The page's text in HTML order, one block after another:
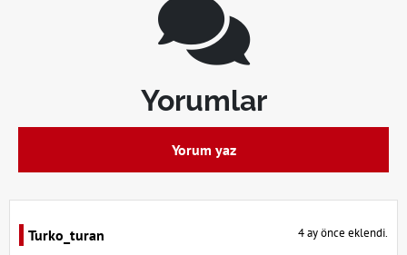
Yorumlar
Yorum yaz
Turko_turan 4 ay önce eklendi.